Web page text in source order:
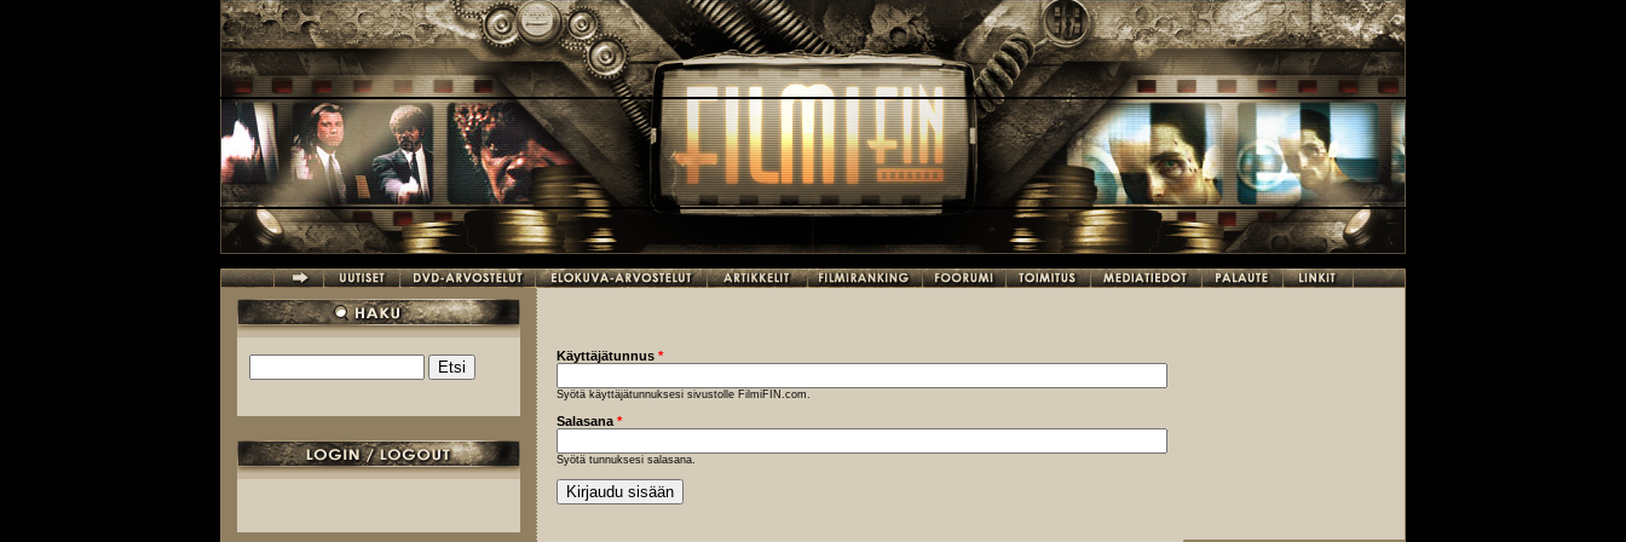
Hakulomake
Käyttäjätunnus *
Syötä käyttäjätunnuksesi sivustolle FilmiFIN.com.
Salasana *
Syötä tunnuksesi salasana.